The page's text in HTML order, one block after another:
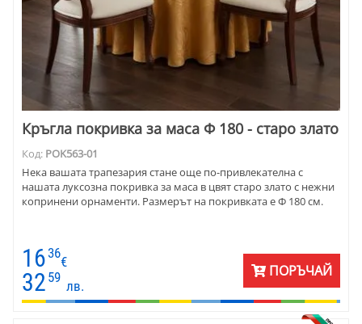
Кръгла покривка за маса Ф 180 - старо злато
Код: POK563-01
Нека вашата трапезария стане още по-привлекателна с
нашата луксозна покривка за маса в цвят старо злато с нежни
копринени орнаменти. Размерът на покривката е Ф 180 см.
16 36
€
32 59
лв.
ПОРЪЧАЙ